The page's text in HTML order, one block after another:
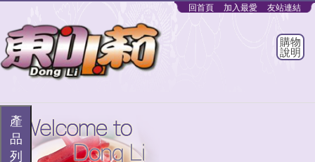
購物
說明
回首頁 加入最愛 友站連結
產
品
列